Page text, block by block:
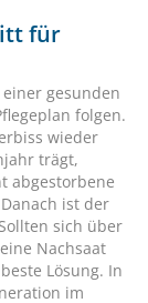
für
gesunden
folgen.
wieder
trägt,
abgestorbene
ist der
sich über
Nachsaat
Lösung. In
im